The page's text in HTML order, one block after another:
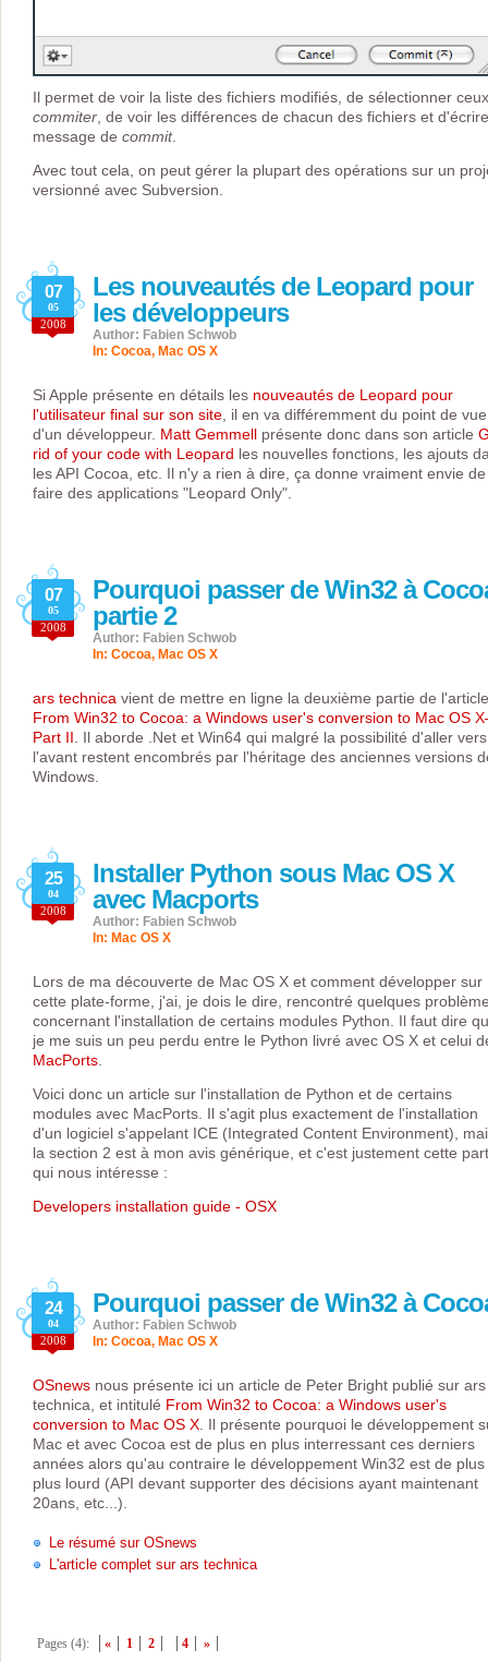
Il permet de voir la liste des fichiers modifiés, de sélectionner
commiter , de voir les différences de chacun des fichiers et
message de commit.
Avec tout cela, on peut gérer la plupart des opérations sur un
versionné avec Subversion.
Les nouveautés de Leopard pour
les développeurs
07
05
2008
Author: Fabien Schwob
In: Cocoa, Mac OS X
Si Apple présente en détails les nouveautés de Leopard pour
l'utilisateur final sur son site , il en va différemment du point de vue
d'un développeur. Matt Gemmell présente donc dans son article
rid of your code with Leopard les nouvelles fonctions, les ajouts
les API Cocoa, etc. Il n'y a rien à dire, ça donne vraiment envie de
faire des applications "Leopard Only".
Pourquoi passer de Win32 à
partie 2
07
05
2008
Author: Fabien Schwob
In: Cocoa, Mac OS X
ars technica vient de mettre en ligne la deuxième partie de l'article
From Win32 to Cocoa: a Windows user's conversion to Mac OS
Part II . Il aborde .Net et Win64 qui malgré la possibilité d'aller vers
l'avant restent encombrés par l'héritage des anciennes versions
Windows.
Installer Python sous Mac OS X
avec Macports
25
04
2008
Author: Fabien Schwob
In: Mac OS X
Lors de ma découverte de Mac OS X et comment développer sur
cette plate-forme, j'ai, je dois le dire, rencontré quelques
concernant l'installation de certains modules Python. Il faut dire
je me suis un peu perdu entre le Python livré avec OS X et celui
MacPorts
Voici donc un article sur l'installation de Python et de certains
modules avec MacPorts. Il s'agit plus exactement de l'installation
d'un logiciel s'appelant ICE (Integrated Content Environment),
la section 2 est à mon avis générique, et c'est justement cette
qui nous intéresse :
Developers installation guide - OSX
Pourquoi passer de Win32 à
24
04
2008
Author: Fabien Schwob
In: Cocoa, Mac OS X
OSnews nous présente ici un article de Peter Bright publié sur ars
technica, et intitulé From Win32 to Cocoa: a Windows user's
conversion to Mac OS X . Il présente pourquoi le développement
Mac et avec Cocoa est de plus en plus interressant ces derniers
années alors qu'au contraire le développement Win32 est de plus
plus lourd (API devant supporter des décisions ayant maintenant
20ans, etc...).
Le résumé sur OSnews
L'article complet sur ars technica
Pages (4): « 1 2 4 »